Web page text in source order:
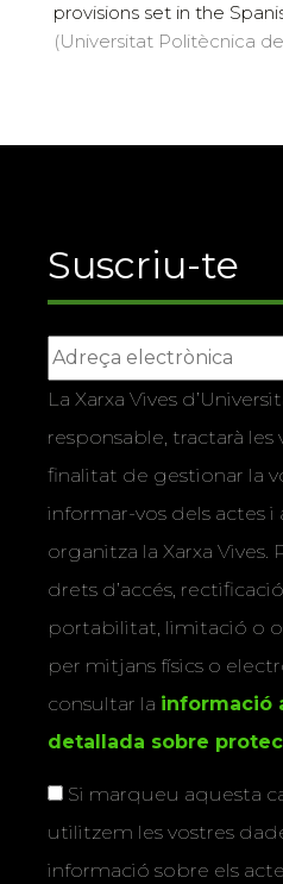
provisions set in the
(Universitat Politècnica de
Suscriu-te
La Xarxa Vives
responsable, tractarà
finalitat de gestionar la
informar-vos dels actes
organitza la Xarxa Vives.
drets d’accés,
portabilitat, limitació o
per mitjans físics o
consultar la informació
detallada sobre
Si marqueu aquesta
utilitzem les vostres
informació sobre els